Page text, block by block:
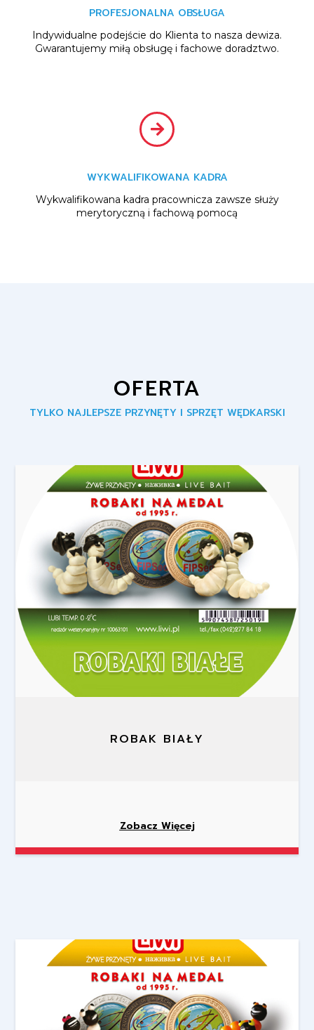
PROFESJONALNA OBSŁUGA
Indywidualne podejście do Klienta to nasza dewiza.
Gwarantujemy miłą obsługę i fachowe doradztwo.
WYKWALIFIKOWANA KADRA
Wykwalifikowana kadra pracownicza zawsze służy
merytoryczną i fachową pomocą
OFERTA
TYLKO NAJLEPSZE PRZYNĘTY I SPRZĘT WĘDKARSKI
ROBAK BIAŁY
Zobacz Więcej